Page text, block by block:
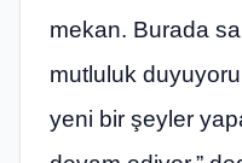
mekan. Burada
mutluluk
yeni bir şeyler